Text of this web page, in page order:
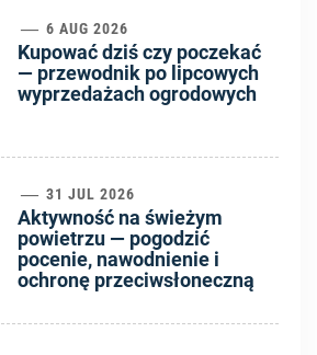
6 AUG 2026
Kupować dziś czy poczekać
— przewodnik po lipcowych
wyprzedażach ogrodowych
31 JUL 2026
Aktywność na świeżym
powietrzu — pogodzić
pocenie, nawodnienie i
ochronę przeciwsłoneczną